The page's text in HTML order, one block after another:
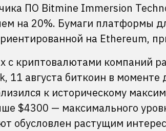
ПО Bitmine Immersion
на 20%. Бумаги платформы
на Ethereum,
с криптовалютами компаний
11 августа биткоин в
к историческому
$4300 — максимального
обусловлен растущим